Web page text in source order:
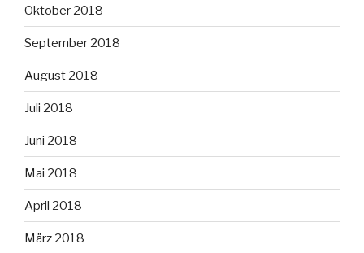
Oktober 2018
September 2018
August 2018
Juli 2018
Juni 2018
Mai 2018
April 2018
März 2018